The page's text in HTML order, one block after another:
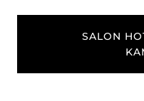
SALON